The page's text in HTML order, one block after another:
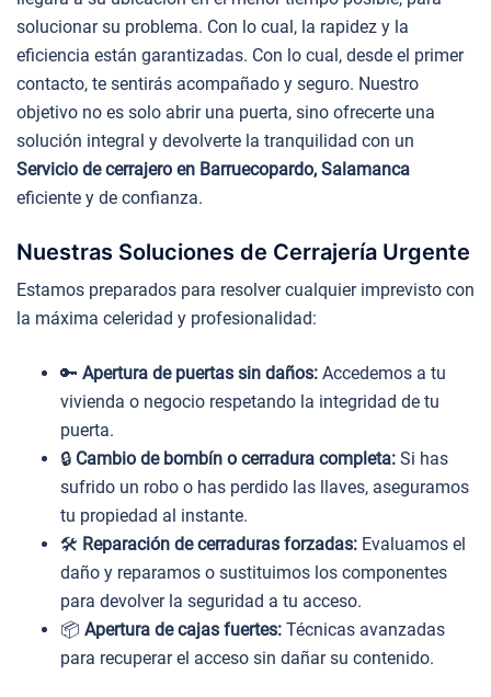
solucionar su problema. Con lo cual, la rapidez y la
eficiencia están garantizadas. Con lo cual, desde el primer
contacto, te sentirás acompañado y seguro. Nuestro
objetivo no es solo abrir una puerta, sino ofrecerte una
solución integral y devolverte la tranquilidad con un
Servicio de cerrajero en Barruecopardo, Salamanca
eficiente y de confianza.
Nuestras Soluciones de Cerrajería Urgente
Estamos preparados para resolver cualquier imprevisto con
la máxima celeridad y profesionalidad:
🔑 Apertura de puertas sin daños: Accedemos a tu
vivienda o negocio respetando la integridad de tu
puerta.
🔒 Cambio de bombín o cerradura completa: Si has
sufrido un robo o has perdido las llaves, aseguramos
tu propiedad al instante.
🛠️ Reparación de cerraduras forzadas: Evaluamos el
daño y reparamos o sustituimos los componentes
para devolver la seguridad a tu acceso.
📦 Apertura de cajas fuertes: Técnicas avanzadas
para recuperar el acceso sin dañar su contenido.